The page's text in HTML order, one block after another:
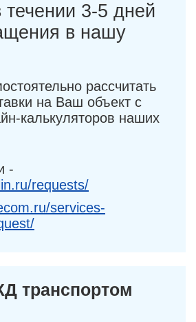
течении 3-5 дней
в нашу
рассчитать
на Ваш объект с
калькуляторов наших
-
requests/
services-
транспортом